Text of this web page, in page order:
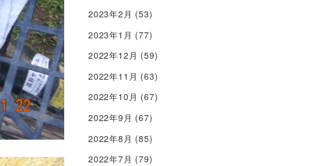
2023年2月 (53)
2023年1月 (77)
2022年12月 (59)
2022年11月 (63)
2022年10月 (67)
2022年9月 (67)
2022年8月 (85)
2022年7月 (79)